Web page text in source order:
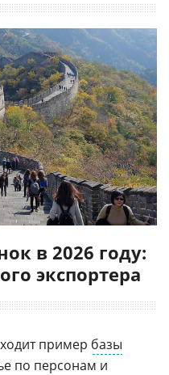
в 2026 году:
экспортера
пример базы
по персонам и